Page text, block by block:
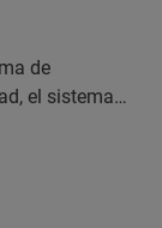
de
el sistema
este sistema